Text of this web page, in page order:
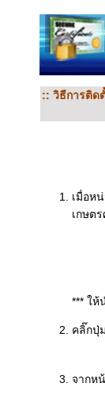
:: วิธีการติด
เมื่อห
เกษต
*** ให้
คลิ๊กปุ่
จากห